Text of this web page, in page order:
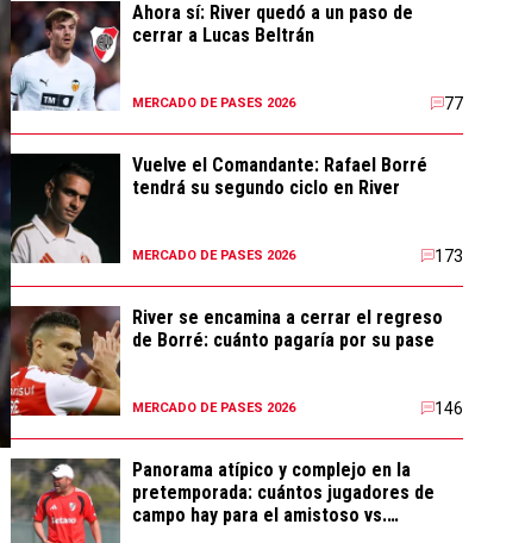
Ahora sí: River quedó a un paso de
cerrar a Lucas Beltrán
MERCADO DE PASES 2026 77
Vuelve el Comandante: Rafael Borré
tendrá su segundo ciclo en River
MERCADO DE PASES 2026 173
River se encamina a cerrar el regreso
de Borré: cuánto pagaría por su pase
MERCADO DE PASES 2026 146
Panorama atípico y complejo en la
pretemporada: cuántos jugadores de
campo hay para el amistoso vs.